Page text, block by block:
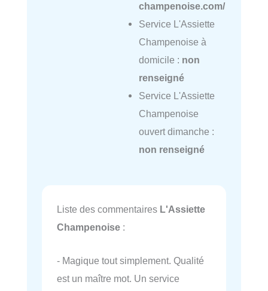
champenoise.com/
Service L'Assiette
Champenoise à
domicile : non
renseigné
Service L'Assiette
Champenoise
ouvert dimanche :
non renseigné
Liste des commentaires L'Assiette
Champenoise :
- Magique tout simplement. Qualité
est un maître mot. Un service